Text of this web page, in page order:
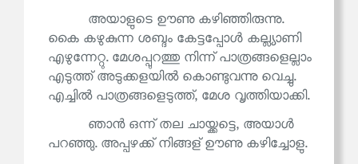
അയാളുടെ ഊണു കഴിഞ്ഞിരുന്നു.
കൈ കഴുകുന്ന ശബ്ദം കേട്ടപ്പോൾ കല്ല്യാണി
എഴുന്നേറ്റു. മേശപ്പുറത്തു നിന്ന് പാത്രങ്ങളെല്ലാം
എടുത്ത് അടുക്കളയിൽ കൊണ്ടുവന്നു വെച്ചു.
എച്ചിൽ പാത്രങ്ങളെടുത്ത്, മേശ വൃത്തിയാക്കി.
ഞാൻ ഒന്ന് തല ചായ്ക്കട്ടെ, അയാൾ
പറഞ്ഞു. അപ്പഴക്ക് നിങ്ങള് ഊണു കഴിച്ചോളു.